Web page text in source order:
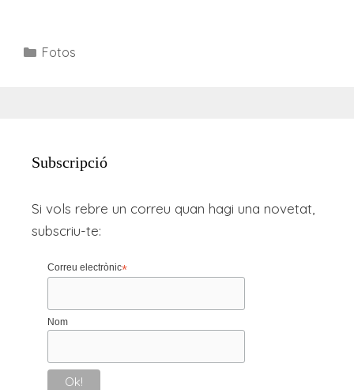
Categories
Fotos
Subscripció
Si vols rebre un correu quan hagi una novetat,
subscriu-te:
Correu electrònic*
Nom